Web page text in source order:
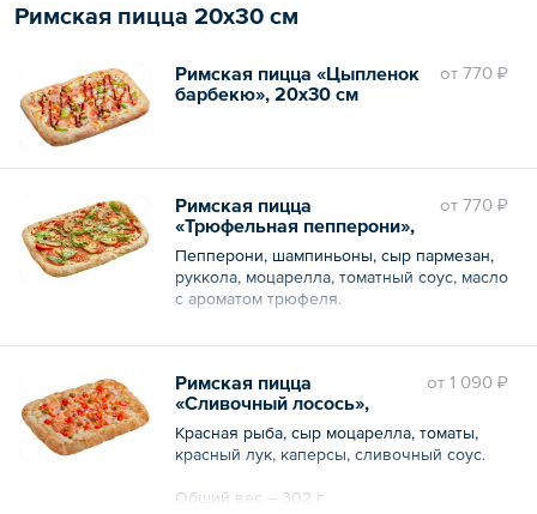
Римская пицца 20х30 см
oт 770 ₽
Римская пицца «Цыпленок
барбекю», 20х30 см
oт 770 ₽
Римская пицца
«Трюфельная пепперони»,
20х30 см
Пепперони, шампиньоны, сыр пармезан,
руккола, моцарелла, томатный соус, масло
с ароматом трюфеля.
Общий вес – 191 г
oт 1 090 ₽
Римская пицца
«Сливочный лосось»,
20х30 см
Красная рыба, сыр моцарелла, томаты,
красный лук, каперсы, сливочный соус.
Общий вес – 302 г